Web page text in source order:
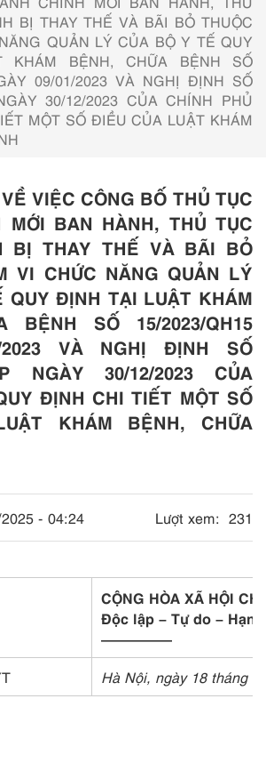
BỊ THAY THẾ VÀ BÃI BỎ THUỘC
QUẢN LÝ CỦA BỘ Y TẾ QUY
KHÁM BỆNH, CHỮA BỆNH SỐ
09/01/2023 VÀ NGHỊ ĐỊNH SỐ
30/12/2023 CỦA CHÍNH PHỦ
MỘT SỐ ĐIỀU CỦA LUẬT KHÁM
VIỆC CÔNG BỐ THỦ TỤC
MỚI BAN HÀNH, THỦ TỤC
BỊ THAY THẾ VÀ BÃI BỎ
VI CHỨC NĂNG QUẢN LÝ
QUY ĐỊNH TẠI LUẬT KHÁM
BỆNH SỐ 15/2023/QH15
2023 VÀ NGHỊ ĐỊNH SỐ
NGÀY 30/12/2023 CỦA
ĐỊNH CHI TIẾT MỘT SỐ
KHÁM BỆNH, CHỮA
- 04:24 Lượt xem: 231
CỘNG HÒA XÃ HỘI
Độc lập – Tự do –
—————
Hà Nội, ngày 18 tháng